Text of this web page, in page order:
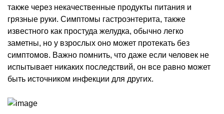
также через некачественные продукты питания и
грязные руки. Симптомы гастроэнтерита, также
известного как простуда желудка, обычно легко
заметны, но у взрослых оно может протекать без
симптомов. Важно помнить, что даже если человек не
испытывает никаких последствий, он все равно может
быть источником инфекции для других.